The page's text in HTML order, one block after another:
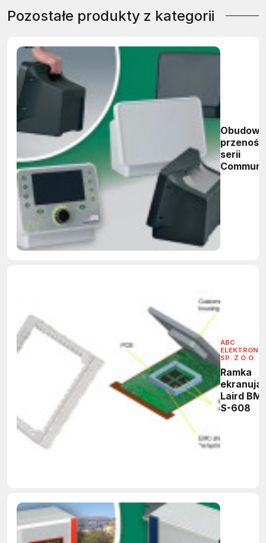
Pozostałe produkty z kategorii
Obudowy
serii
ABC
ELEKTRONIK
SP. Z O.O.
Ramka
Laird
S-608